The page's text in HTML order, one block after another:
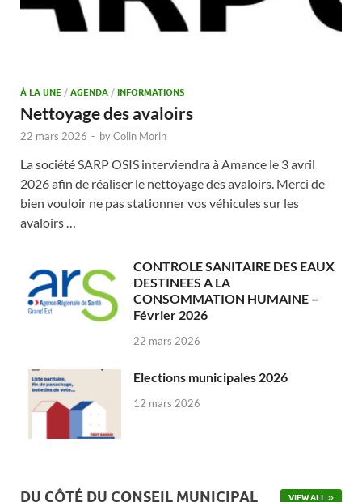
À LA UNE / AGENDA / INFORMATIONS
Nettoyage des avaloirs
22 mars 2026 - byColin Morin
La société SARP OSIS interviendra à Amance le 3 avril
2026 afin de réaliser le nettoyage des avaloirs. Merci de
bien vouloir ne pas stationner vos véhicules sur les
avaloirs …
CONTROLE SANITAIRE DES EAUX
DESTINEES A LA
CONSOMMATION HUMAINE –
Février 2026
22 mars 2026
Elections municipales 2026
12 mars 2026
DU CÔTÉ DU CONSEIL MUNICIPAL VIEW ALL